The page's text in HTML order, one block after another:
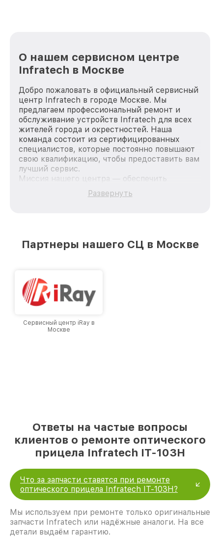
О нашем сервисном центре
Infratech в Москве
Добро пожаловать в официальный сервисный
центр Infratech в городе Москве. Мы
предлагаем профессиональный ремонт и
обслуживание устройств Infratech для всех
жителей города и окрестностей. Наша
команда состоит из сертифицированных
специалистов, которые постоянно повышают
свою квалификацию, чтобы предоставить вам
лучший сервис.
Миссия нашего центра — обеспечить
качественный и доступный ремонт для
каждого пользователя продукции Infratech,
лучшим сервисным центром Infratech в
Развернуть
Партнеры нашего СЦ в Москве
Сервисный центр iRay в
Москве
Ответы на частые вопросы
клиентов о ремонте оптического
прицела Infratech IT-103Н
Что за запчасти ставятся при ремонте
оптического прицела Infratech IT-103Н?
Мы используем при ремонте только оригинальные
запчасти Infratech или надёжные аналоги. На все
детали выдаём гарантию.